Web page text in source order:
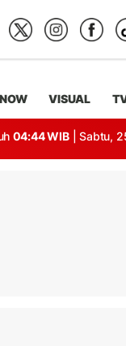
VISUAL
04:44 WIB | Sabtu,